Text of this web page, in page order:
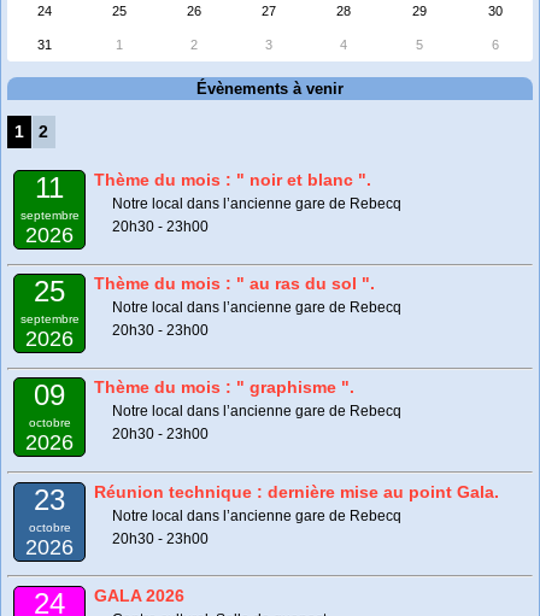
24 25 26 27 28 29 30
31 1 2 3 4 5 6
Évènements à venir
1 2
11
septembre
2026
Thème du mois : " noir et blanc ".
Notre local dans l’ancienne gare de Rebecq
20h30 - 23h00
25
septembre
2026
Thème du mois : " au ras du sol ".
Notre local dans l’ancienne gare de Rebecq
20h30 - 23h00
09
octobre
2026
Thème du mois : " graphisme ".
Notre local dans l’ancienne gare de Rebecq
20h30 - 23h00
23
octobre
2026
Réunion technique : dernière mise au point Gala.
Notre local dans l’ancienne gare de Rebecq
20h30 - 23h00
24 GALA 2026